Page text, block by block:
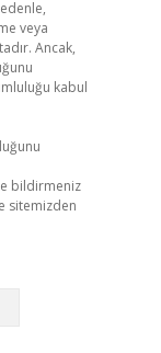
veya
Ancak,
kabul
bildirmeniz
sitemizden